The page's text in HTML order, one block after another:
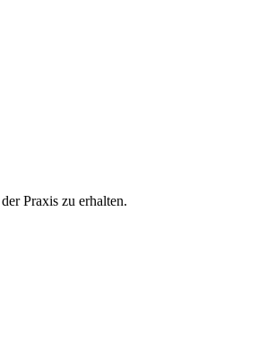
Praxis zu erhalten.